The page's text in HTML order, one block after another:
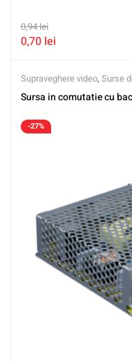
0,94lei
0,70 lei
Supraveghere video, Surse
Sursa in comutatie cu
-27%